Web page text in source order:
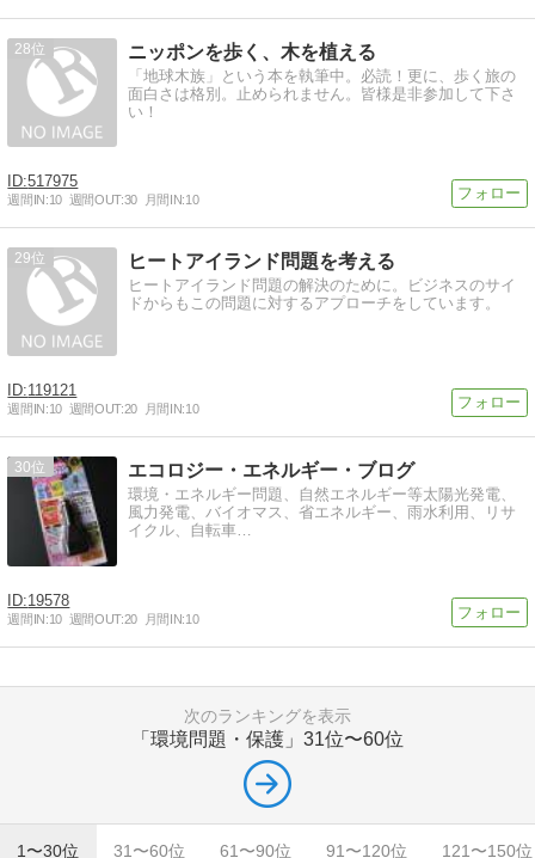
28 ニッポンを歩く、木を植える
「地球木族」という本を執筆中。必読！更に、歩く旅の
面白さは格別。止められません。皆様是非参加して下さ
い！
517975
週間IN:10 週間OUT:30 月間IN:10
29 ヒートアイランド問題を考える
ヒートアイランド問題の解決のために。ビジネスのサイ
ドからもこの問題に対するアプローチをしています。
119121
週間IN:10 週間OUT:20 月間IN:10
30 エコロジー・エネルギー・ブログ
環境・エネルギー問題、自然エネルギー等太陽光発電、
風力発電、バイオマス、省エネルギー、雨水利用、リサ
イクル、自転車…
19578
週間IN:10 週間OUT:20 月間IN:10
次のランキングを表示
「環境問題・保護」 31位〜60位
1〜30位 31〜60位 61〜90位 91〜120位 121〜150位